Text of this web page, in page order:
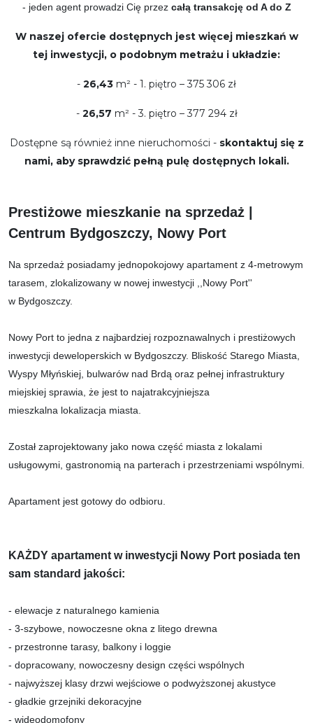
- jeden agent prowadzi Cię przez całą transakcję od A do Z
W naszej ofercie dostępnych jest więcej mieszkań w
tej inwestycji, o podobnym metrażu i układzie:
- 26,43 m² - 1. piętro – 375 306 zł
- 26,57 m² - 3. piętro – 377 294 zł
Dostępne są również inne nieruchomości - skontaktuj się z
nami, aby sprawdzić pełną pulę dostępnych lokali.
Prestiżowe mieszkanie na sprzedaż |
Centrum Bydgoszczy, Nowy Port
Na sprzedaż posiadamy jednopokojowy apartament z 4-metrowym
tarasem, zlokalizowany w nowej inwestycji ,,Nowy Port''
w Bydgoszczy.
Nowy Port to jedna z najbardziej rozpoznawalnych i prestiżowych
inwestycji deweloperskich w Bydgoszczy. Bliskość Starego Miasta,
Wyspy Młyńskiej, bulwarów nad Brdą oraz pełnej infrastruktury
miejskiej sprawia, że jest to najatrakcyjniejsza
mieszkalna lokalizacja miasta.
Został zaprojektowany jako nowa część miasta z lokalami
usługowymi, gastronomią na parterach i przestrzeniami wspólnymi.
Apartament jest gotowy do odbioru.
KAŻDY apartament w inwestycji Nowy Port posiada ten
sam standard jakości:
- elewacje z naturalnego kamienia
- 3-szybowe, nowoczesne okna z litego drewna
- przestronne tarasy, balkony i loggie
- dopracowany, nowoczesny design części wspólnych
- najwyższej klasy drzwi wejściowe o podwyższonej akustyce
- gładkie grzejniki dekoracyjne
- wideodomofony